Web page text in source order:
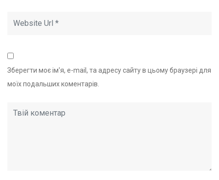
Зберегти моє ім'я, e-mail, та адресу сайту в цьому браузері для
моїх подальших коментарів.